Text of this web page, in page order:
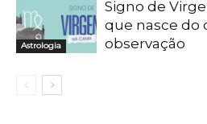
Astrologia
Signo de
que nasce do
observação